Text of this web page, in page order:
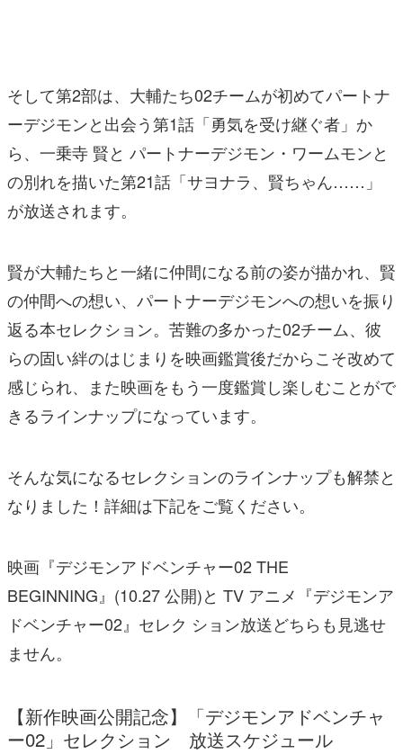
そして第2部は、大輔たち02チームが初めてパートナ
ーデジモンと出会う第1話「勇気を受け継ぐ者」か
ら、一乗寺 賢と パートナーデジモン・ワームモンと
の別れを描いた第21話「サヨナラ、賢ちゃん……」
が放送されます。
賢が大輔たちと一緒に仲間になる前の姿が描かれ、賢
の仲間への想い、パートナーデジモンへの想いを振り
返る本セレクション。苦難の多かった02チーム、彼
らの固い絆のはじまりを映画鑑賞後だからこそ改めて
感じられ、また映画をもう一度鑑賞し楽しむことがで
きるラインナップになっています。
そんな気になるセレクションのラインナップも解禁と
なりました！詳細は下記をご覧ください。
映画『デジモンアドベンチャー02 THE
BEGINNING』(10.27 公開)と TV アニメ『デジモンア
ドベンチャー02』セレク ション放送どちらも見逃せ
ません。
【新作映画公開記念】「デジモンアドベンチャ
ー02」セレクション 放送スケジュール